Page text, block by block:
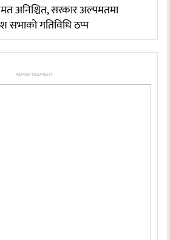
मत अनिश्चित, सरकार अल्पमतमा
सभाको गतिविधि ठप्प
ADVERTISEMENT